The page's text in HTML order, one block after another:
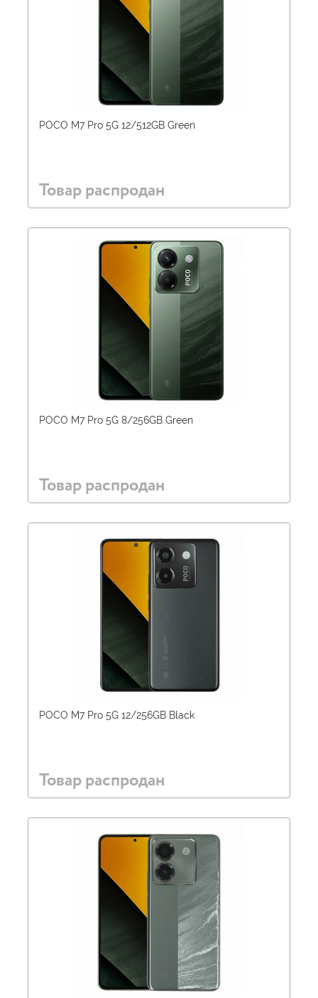
POCO M7 Pro 5G 12/512GB Green
Товар распродан
POCO M7 Pro 5G 8/256GB Green
Товар распродан
POCO M7 Pro 5G 12/256GB Black
Товар распродан